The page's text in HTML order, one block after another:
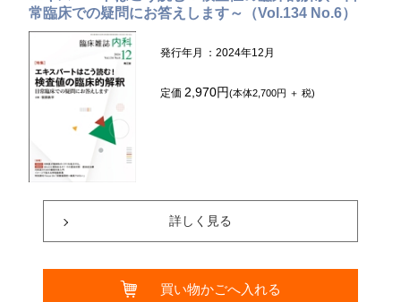
常臨床での疑問にお答えします～（Vol.134 No.6）
発行年月 ：2024年12月
定価 2,970円(本体2,700円 ＋ 税)
詳しく見る
買い物かごへ入れる